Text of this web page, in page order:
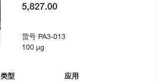
类型
应用
5,827.00
货号 PA3-013
100 µg